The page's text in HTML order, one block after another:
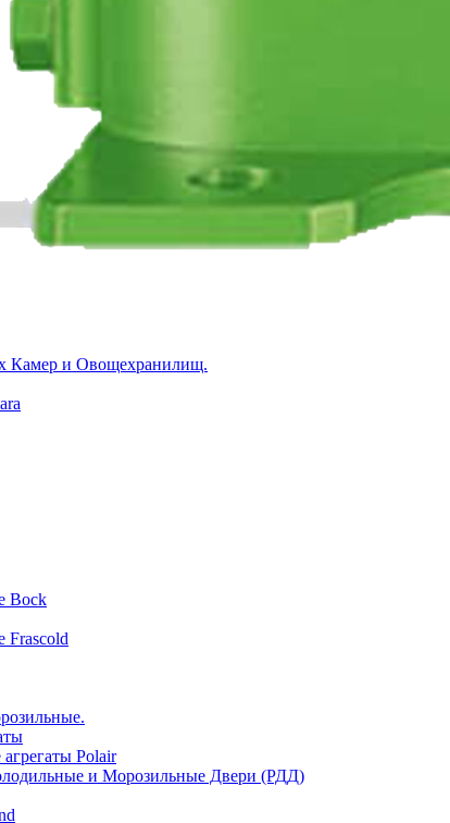
Камер и Овощехранилищ.
Bock
Frascold
Polair
и Морозильные Двери (РДД)